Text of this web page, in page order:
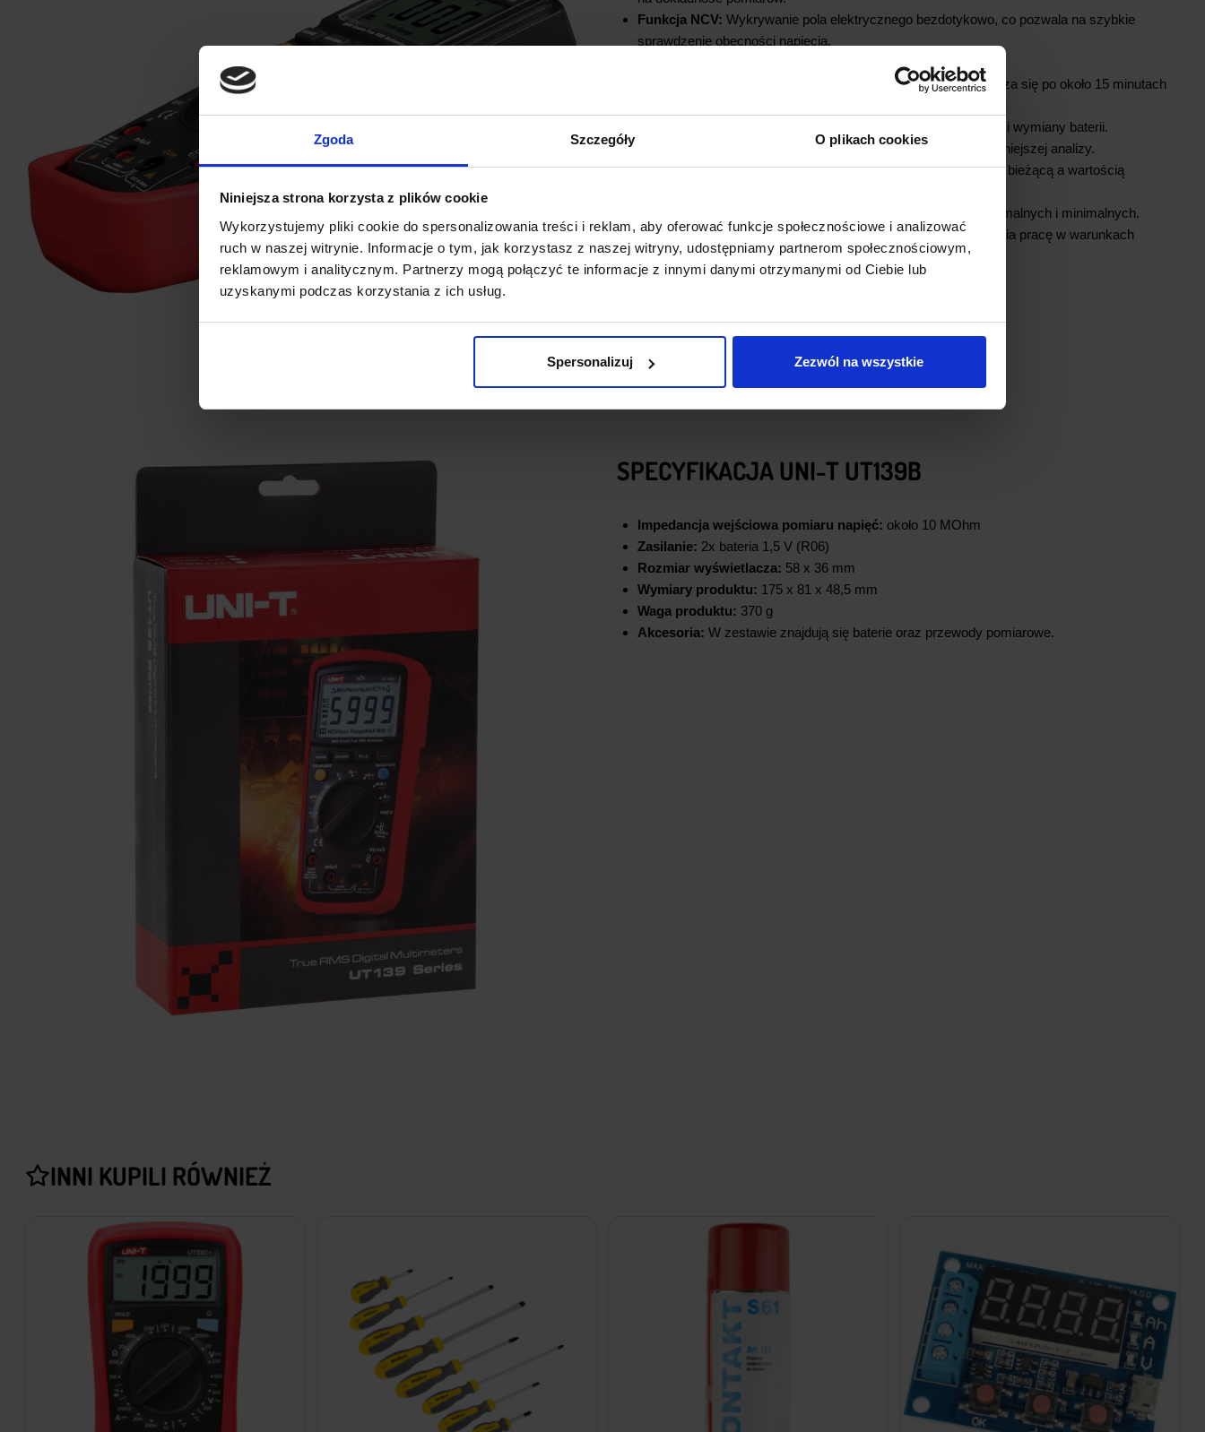
Zgoda Szczegóły O plikach cookies
Niniejsza strona korzysta z plików cookie
Wykorzystujemy pliki cookie do spersonalizowania treści i reklam, aby oferować funkcje społecznościowe i analizować
ruch w naszej witrynie. Informacje o tym, jak korzystasz z naszej witryny, udostępniamy partnerom społecznościowym,
reklamowym i analitycznym. Partnerzy mogą połączyć te informacje z innymi danymi otrzymanymi od Ciebie lub
uzyskanymi podczas korzystania z ich usług.
Spersonalizuj Zezwól na wszystkie
Funkcja NCV: Wykrywanie pola elektrycznego bezdotykowo, co pozwala na szybkie
sprawdzenie obecności napięcia.
Urządzenie automatycznie wyłącza się po około 15 minutach
Informuje o konieczności wymiany baterii.
Zamrożenie ostatniego wskazania dla dokładniejszej analizy.
Tryb pomiaru względnego:Pomiar różnicy między wartością bieżącą a wartością
Możliwość zapisu wartości maksymalnych i minimalnych.
Podświetlany ekran LCD:Duży, czytelny ekran LCD umożliwia pracę w warunkach
słabego oświetlenia.
Maksymalny odczyt:4000
SPECYFIKACJA UNI-T UT139B
Impedancja wejściowa pomiaru napięć: około 10 MOhm
Zasilanie: 2x bateria 1,5 V (R06)
Rozmiar wyświetlacza: 58 x 36 mm
Wymiary produktu: 175 x 81 x 48,5 mm
Waga produktu: 370 g
Akcesoria: W zestawie znajdują się baterie oraz przewody pomiarowe.
INNI KUPILI RÓWNIEŻ